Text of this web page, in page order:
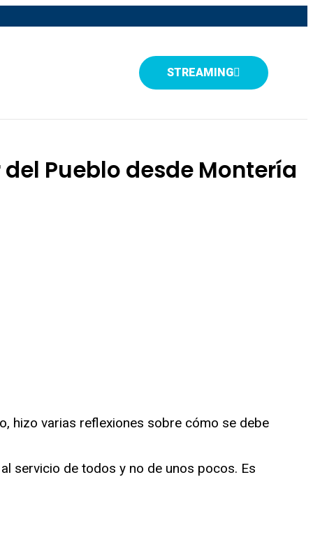
STREAMING
Pueblo desde Montería
hizo varias reflexiones sobre cómo se debe
servicio de todos y no de unos pocos. Es